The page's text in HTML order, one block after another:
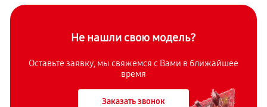
Не нашли свою модель?
Оставьте заявку, мы свяжемся с Вами в ближайшее
время
Заказать звонок